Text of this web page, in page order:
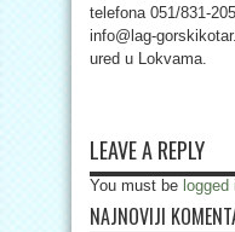
telefona 051/831-
info@lag-
ured u Lokvama.
LEAVE A REPLY
You must be logged
NAJNOVIJI